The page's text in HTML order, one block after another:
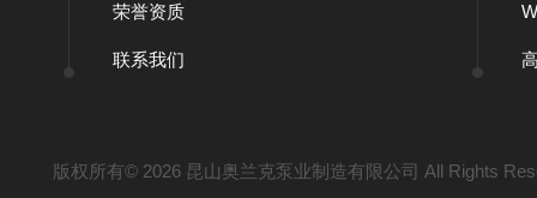
荣誉资质
联系我们
版权所有© 2026 昆山奥兰克泵业制造有限公司 All Rights